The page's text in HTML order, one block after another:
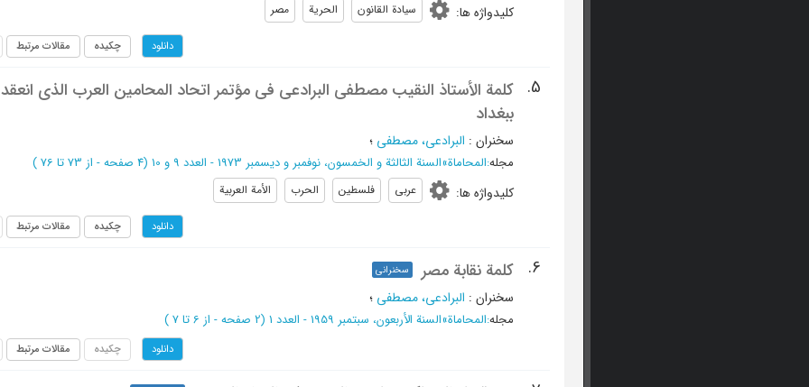
کلیدواژه ها: سیادة القانون الحریة مصر
دانلود چکیده مقالات مرتبط
5.
کلمة الأستاذ النقیب مصطفی البرادعی فی مؤتمر اتحاد المحامین العرب الذی انعقد
ببغداد
سخنران : البرادعی، مصطفی ؛
مجله:المحاماة»السنة الثالثة و الخمسون، نوفمبر و دیسمبر 1973 - العدد 9 و 10 (‎4 صفحه - از 73 تا 76 )
کلیدواژه ها: عربی فلسطین الحرب الأمة العربیة
دانلود چکیده مقالات مرتبط
6. کلمة نقابة مصر سخنرانی
سخنران : البرادعی، مصطفی ؛
مجله:المحاماة»السنة الأربعون، سبتمبر 1959 - العدد 1 (‎2 صفحه - از 6 تا 7 )
دانلود چکیده مقالات مرتبط